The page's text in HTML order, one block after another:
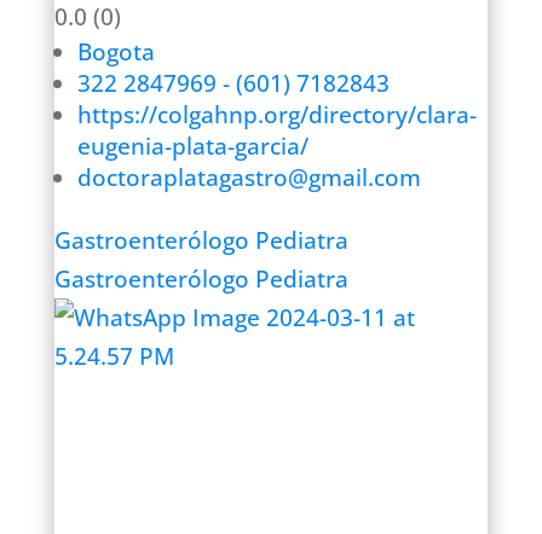
0.0 (0)
Bogota
322 2847969 - (601) 7182843
https://colgahnp.org/directory/clara-
eugenia-plata-garcia/
doctoraplatagastro@gmail.com
Gastroenterólogo Pediatra
Gastroenterólogo Pediatra